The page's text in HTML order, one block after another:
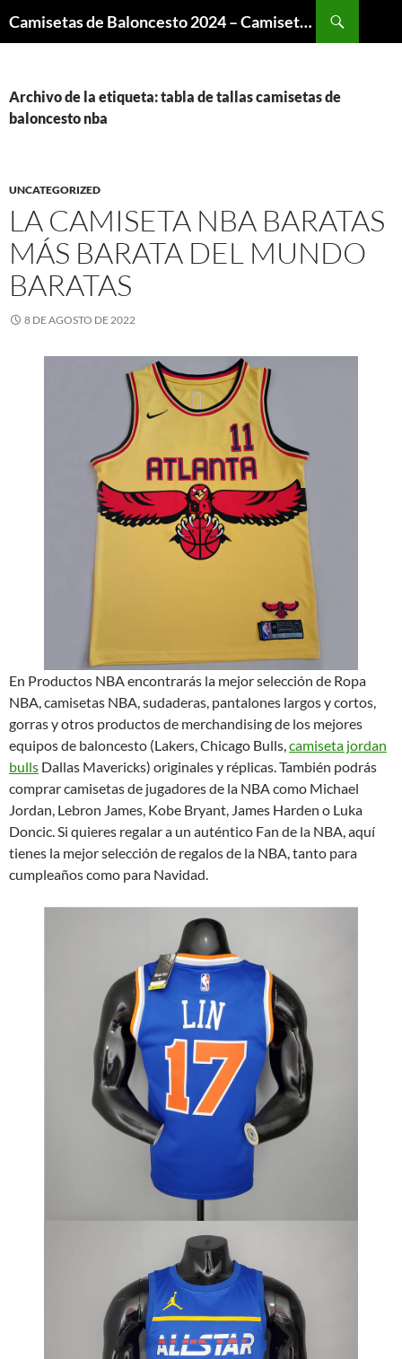
Camisetas de Baloncesto 2024 – Camisetas NBA
Archivo de la etiqueta: tabla de tallas camisetas de
baloncesto nba
UNCATEGORIZED
LA CAMISETA NBA BARATAS
MÁS BARATA DEL MUNDO
BARATAS
8 DE AGOSTO DE 2022
En Productos NBA encontrarás la mejor selección de Ropa
NBA, camisetas NBA, sudaderas, pantalones largos y cortos,
gorras y otros productos de merchandising de los mejores
equipos de baloncesto (Lakers, Chicago Bulls,camiseta jordan
bulls Dallas Mavericks) originales y réplicas. También podrás
comprar camisetas de jugadores de la NBA como Michael
Jordan, Lebron James, Kobe Bryant, James Harden o Luka
Doncic. Si quieres regalar a un auténtico Fan de la NBA, aquí
tienes la mejor selección de regalos de la NBA, tanto para
cumpleaños como para Navidad.